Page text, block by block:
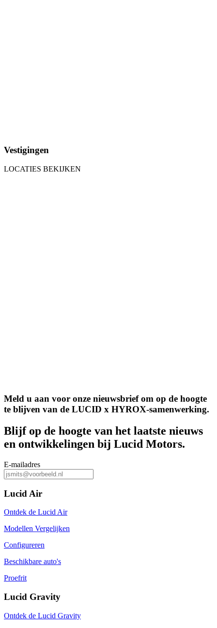
Vestigingen
LOCATIES BEKIJKEN
Meld u aan voor onze nieuwsbrief om op de hoogte
te blijven van de LUCID x HYROX-samenwerking.
Blijf op de hoogte van het laatste nieuws
en ontwikkelingen bij Lucid Motors.
E-mailadres
Lucid Air
Ontdek de Lucid Air
Modellen Vergelijken
Configureren
Beschikbare auto's
Proefrit
Lucid Gravity
Ontdek de Lucid Gravity